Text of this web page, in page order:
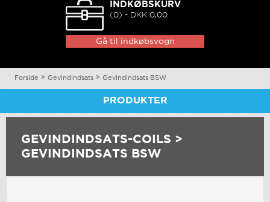
INDKØBSKURV
(0) - DKK 0,00
Gå til indkøbsvogn
Forside Gevindindsats Gevindindsats BSW
PRODUKTER
GEVINDINDSATS-COILS >
GEVINDINDSATS BSW